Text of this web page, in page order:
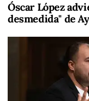
Óscar López
desmedida" de